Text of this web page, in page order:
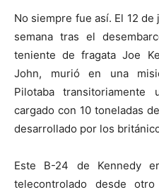
No siempre fue así. El 12
semana tras el
teniente de fragata Joe
John, murió en una
Pilotaba
cargado con 10 toneladas
desarrollado por los
Este B-24 de Kennedy
telecontrolado desde